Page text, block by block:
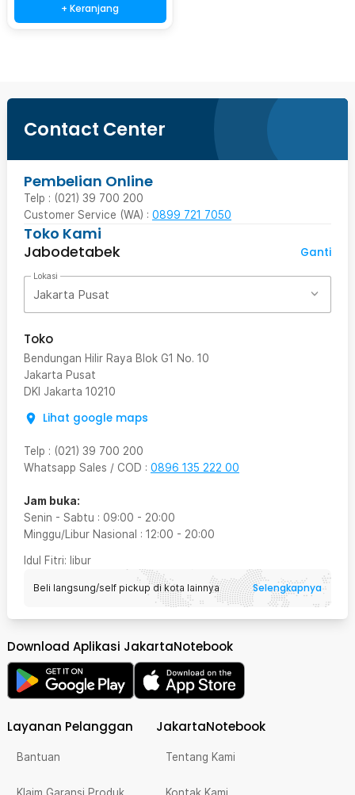
+ Keranjang
Contact Center
Pembelian Online
Telp : (021) 39 700 200
Customer Service (WA) : 0899 721 7050
Toko Kami
Jabodetabek
Ganti
Lokasi
Jakarta Pusat
Toko
Bendungan Hilir Raya Blok G1 No. 10
Jakarta Pusat
DKI Jakarta 10210
Lihat google maps
Telp : (021) 39 700 200
Whatsapp Sales / COD : 0896 135 222 00
Jam buka:
Senin - Sabtu : 09:00 - 20:00
Minggu/Libur Nasional : 12:00 - 20:00
Idul Fitri: libur
Beli langsung/self pickup di kota lainnya Selengkapnya
Download Aplikasi JakartaNotebook
Layanan Pelanggan
Bantuan
JakartaNotebook
Tentang Kami